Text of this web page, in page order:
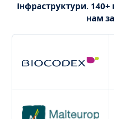
інфраструктури.
нам